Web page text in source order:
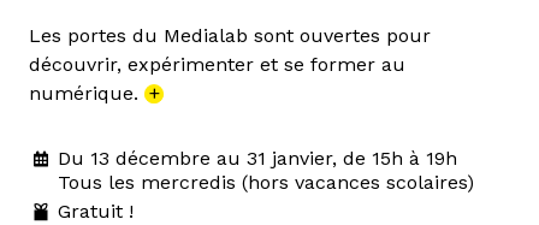
Les portes du Medialab sont ouvertes pour
découvrir, expérimenter et se former au
numérique. +
Du 13 décembre au 31 janvier, de 15h à 19h
Tous les mercredis (hors vacances scolaires)
Gratuit !